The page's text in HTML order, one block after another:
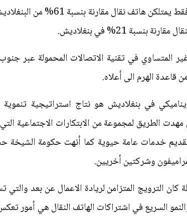
21% في بنغلاديش.
المتساوي في تقنية الاتصالات المحمولة عبر
قاعدة الهرم الى أعلاه.
في بنغلاديش هو نتاج استراتيجية
الطريق لمجموعة من الابتكارات الاجتماعية
خدمات عامة حيوية كما أنهت حكومة الشيخة
وشركتين أخريين.
كان الترويج المتزامن لريادة الاعمال عن بعد
السريع في اشتراكات الهاتف النقال هي أمور